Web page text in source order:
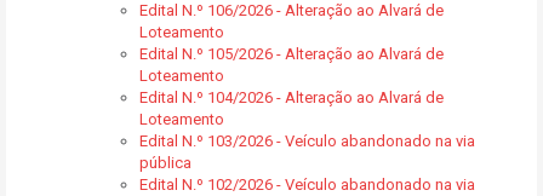
Edital N.º 106/2026 - Alteração ao Alvará de
Loteamento
Edital N.º 105/2026 - Alteração ao Alvará de
Loteamento
Edital N.º 104/2026 - Alteração ao Alvará de
Loteamento
Edital N.º 103/2026 - Veículo abandonado na via
pública
Edital N.º 102/2026 - Veículo abandonado na via